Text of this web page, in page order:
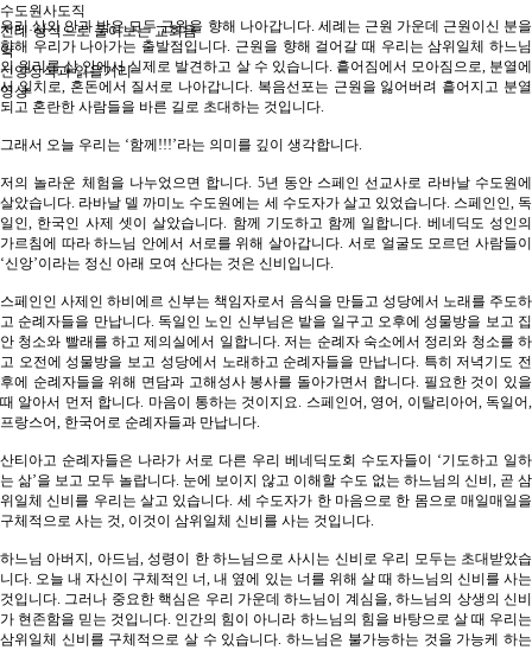
수도원사도직
전례·상식으로 풀어보는 교회음
악
신앙상식과 읽을거리
영상
우리 삶의 안과 밖은 모두 근원을 향해 나아갑니다. 세례는 근원 가운데 근원이신 분을
향해 우리가 나아가는 출발점입니다. 근원을 향해 걸어갈 때 우리는 삼위일체 하느님
의 원리를 삶 안에서 실제로 발견하고 살 수 있습니다. 흩어짐에서 모아짐으로, 분열에
서 일치로, 혼돈에서 질서로 나아갑니다. 복음선포는 근원을 잃어버려 흩어지고 분열
되고 혼란한 사람들을 바른 길로 초대하는 것입니다.
그래서 오늘 우리는 ‘함께!!!’라는 의미를 깊이 생각합니다.
저의 놀라운 체험을 나누었으면 합니다. 5년 동안 스페인 선교사로 라바날 수도원에
살았습니다. 라바날 델 까미노 수도원에는 세 수도자가 살고 있었습니다. 스페인인, 독
일인, 한국인 사제 셋이 살았습니다. 함께 기도하고 함께 일합니다. 베네딕도 성인의
가르침에 따라 하느님 안에서 서로를 위해 살아갑니다. 서로 얼굴도 모르던 사람들이
‘신앙’이라는 정신 아래 모여 산다는 것은 신비입니다.
스페인인 사제인 하비에르 신부는 책임자로서 음식을 만들고 성당에서 노래를 주도하
고 순례자들을 만납니다. 독일인 노인 신부님은 밭을 일구고 오후에 성물방을 보고 집
안 청소와 빨래를 하고 제의실에서 일합니다. 저는 순례자 숙소에서 정리와 청소를 하
고 오전에 성물방을 보고 성당에서 노래하고 순례자들을 만납니다. 특히 저녁기도 전
후에 순례자들을 위해 면담과 고해성사 봉사를 돌아가면서 합니다. 필요한 것이 있을
때 알아서 먼저 합니다. 마음이 통하는 것이지요. 스페인어, 영어, 이탈리아어, 독일어,
프랑스어, 한국어로 순례자들과 만납니다.
산티아고 순례자들은 나라가 서로 다른 우리 베네딕도회 수도자들이 ‘기도하고 일하
는 삶’을 보고 모두 놀랍니다. 눈에 보이지 않고 이해할 수도 없는 하느님의 신비, 곧 삼
위일체 신비를 우리는 살고 있습니다. 세 수도자가 한 마음으로 한 몸으로 매일매일을
구체적으로 사는 것, 이것이 삼위일체 신비를 사는 것입니다.
하느님 아버지, 아드님, 성령이 한 하느님으로 사시는 신비로 우리 모두는 초대받았습
니다. 오늘 내 자신이 구체적인 너, 내 옆에 있는 너를 위해 살 때 하느님의 신비를 사는
것입니다. 그러나 중요한 핵심은 우리 가운데 하느님이 계심을, 하느님의 상생의 신비
가 현존함을 믿는 것입니다. 인간의 힘이 아니라 하느님의 힘을 바탕으로 살 때 우리는
삼위일체 신비를 구체적으로 살 수 있습니다. 하느님은 불가능하는 것을 가능케 하는